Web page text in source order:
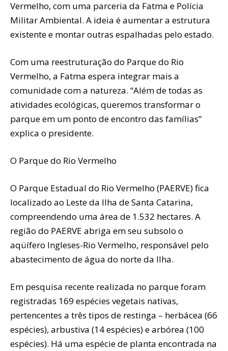
Vermelho, com uma parceria da Fatma e Polícia
Militar Ambiental. A ideia é aumentar a estrutura
existente e montar outras espalhadas pelo estado.
Com uma reestruturação do Parque do Rio
Vermelho, a Fatma espera integrar mais a
comunidade com a natureza. “Além de todas as
atividades ecológicas, queremos transformar o
parque em um ponto de encontro das famílias”
explica o presidente.
O Parque do Rio Vermelho
O Parque Estadual do Rio Vermelho (PAERVE) fica
localizado ao Leste da Ilha de Santa Catarina,
compreendendo uma área de 1.532 hectares. A
região do PAERVE abriga em seu subsolo o
aqüífero Ingleses-Rio Vermelho, responsável pelo
abastecimento de água do norte da Ilha.
Em pesquisa recente realizada no parque foram
registradas 169 espécies vegetais nativas,
pertencentes a três tipos de restinga – herbácea (66
espécies), arbustiva (14 espécies) e arbórea (100
espécies). Há uma espécie de planta encontrada na